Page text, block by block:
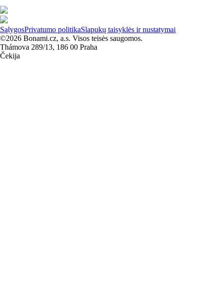
SąlygosPrivatumo politikaSlapukų taisyklės ir nustatymai
©2026 Bonami.cz, a.s. Visos teisės saugomos.
Thámova 289/13, 186 00 Praha
Čekija